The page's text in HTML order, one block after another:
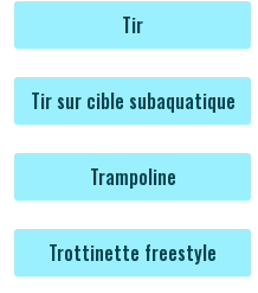
Tir
Tir sur cible subaquatique
Trampoline
Trottinette freestyle